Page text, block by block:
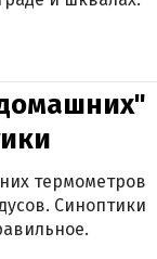
термометров
Синоптики